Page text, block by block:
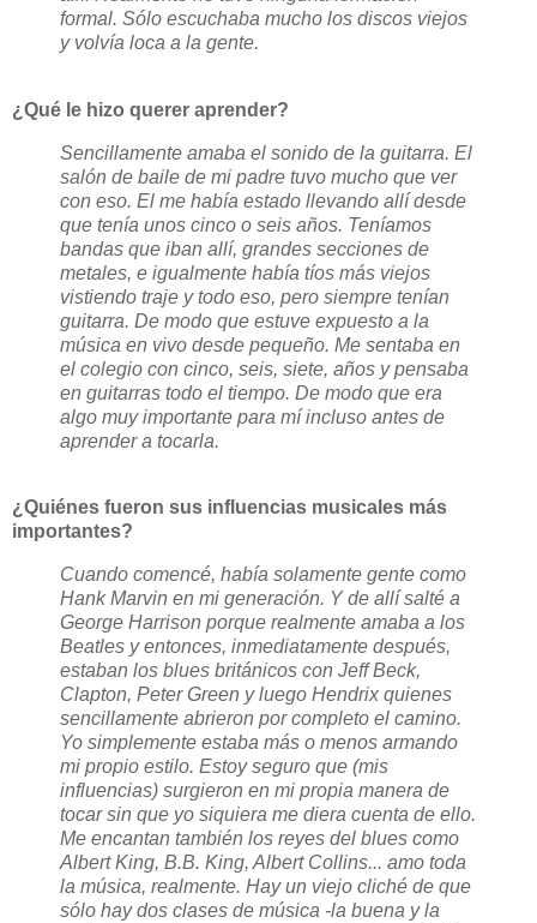
formal. Sólo escuchaba mucho los discos viejos
y volvía loca a la gente.
¿Qué le hizo querer aprender?
Sencillamente amaba el sonido de la guitarra. El
salón de baile de mi padre tuvo mucho que ver
con eso. El me había estado llevando allí desde
que tenía unos cinco o seis años. Teníamos
bandas que iban allí, grandes secciones de
metales, e igualmente había tíos más viejos
vistiendo traje y todo eso, pero siempre tenían
guitarra. De modo que estuve expuesto a la
música en vivo desde pequeño. Me sentaba en
el colegio con cinco, seis, siete, años y pensaba
en guitarras todo el tiempo. De modo que era
algo muy importante para mí incluso antes de
aprender a tocarla.
¿Quiénes fueron sus influencias musicales más
importantes?
Cuando comencé, había solamente gente como
Hank Marvin en mi generación. Y de allí salté a
George Harrison porque realmente amaba a los
Beatles y entonces, inmediatamente después,
estaban los blues británicos con Jeff Beck,
Clapton, Peter Green y luego Hendrix quienes
sencillamente abrieron por completo el camino.
Yo simplemente estaba más o menos armando
mi propio estilo. Estoy seguro que (mis
influencias) surgieron en mi propia manera de
tocar sin que yo siquiera me diera cuenta de ello.
Me encantan también los reyes del blues como
Albert King, B.B. King, Albert Collins... amo toda
la música, realmente. Hay un viejo cliché de que
sólo hay dos clases de música -la buena y la